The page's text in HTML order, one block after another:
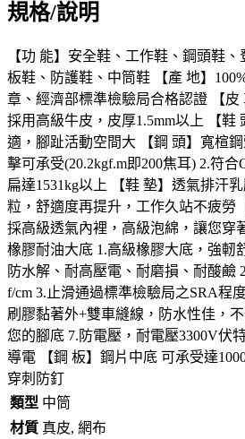
規格/說明
【功 能】安全鞋、工作鞋、鋼頭鞋
板鞋、防護鞋、中筒鞋 【產 地】
章、經濟部標準檢驗局合格認證 【皮
採用高級牛皮，皮厚1.5mm以上 【鞋
適，腳趾活動空間大 【鋼 頭】寬楦
擊可承受(20.2kgf.m即200焦耳) 2.符
扁達1531kg以上 【鞋 墊】透氣排汗
粒，舒適度再提升，工作久站不疲勞
採高級透氣內裡，高級泡綿，讓您穿
橡膠耐油大底 1.高級橡膠大底，強軔
防水解、耐高壓電、耐磨損、耐酸鹼
f/cm 3.止滑通過標準檢驗局之SRA程
刷膠黏著外+雙車縫線，防水性佳，
您的腳底 7.防電壓，耐電壓3300V伏
導電 【鋼 板】鋼片中底 可承受達
穿刺防釘
類型 中筒
材質 真皮, 網布